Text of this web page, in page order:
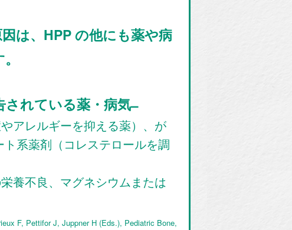
は、HPP の他にも薬や病
れている薬・病気
アレルギーを抑える薬）、が
系薬剤（コレステロールを調
養不良、マグネシウムまたは
F, Pettifor J, Juppner H (Eds.), Pediatric Bone,